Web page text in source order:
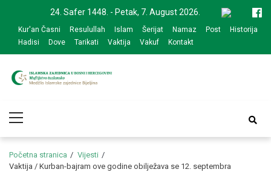
navigation
content
24. Safer 1448. - Petak, 7. August 2026.
Kur'an Časni Resulullah Islam Šerijat Namaz Post
Historija
Hadisi
Dove Tarikati Vaktija Vakuf Kontakt
zajednice Bijeljina
Menu
Početna stranica
Vijesti
Vaktija / Kurban-bajram ove godine obilježava se 12. septembra